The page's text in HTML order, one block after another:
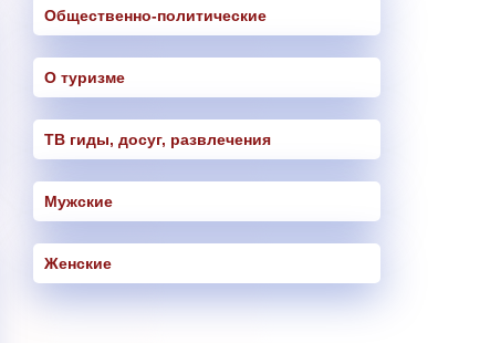
Общественно-политические
О туризме
ТВ гиды, досуг, развлечения
Мужские
Женские